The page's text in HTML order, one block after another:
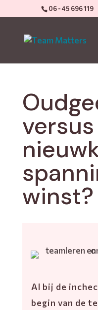
06 - 45 696 119
versus
winst?
Al bij de
begin van de